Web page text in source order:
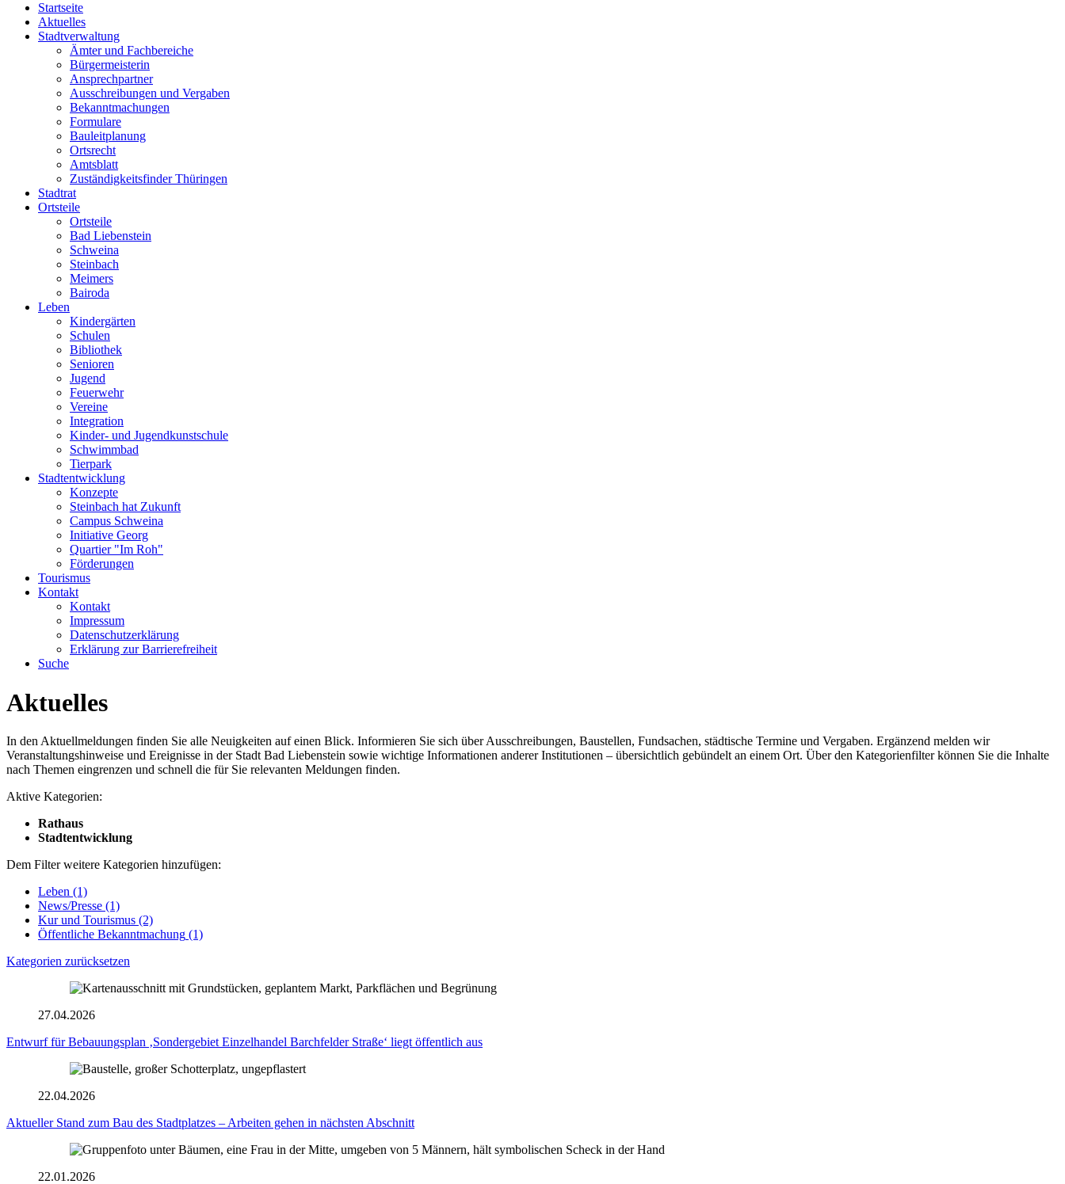
Startseite
Aktuelles
Stadtverwaltung
Ämter und Fachbereiche
Bürgermeisterin
Ansprechpartner
Ausschreibungen und Vergaben
Bekanntmachungen
Formulare
Bauleitplanung
Ortsrecht
Amtsblatt
Zuständigkeitsfinder Thüringen
Stadtrat
Ortsteile
Ortsteile
Bad Liebenstein
Schweina
Steinbach
Meimers
Bairoda
Leben
Kindergärten
Schulen
Bibliothek
Senioren
Jugend
Feuerwehr
Vereine
Integration
Kinder- und Jugendkunstschule
Schwimmbad
Tierpark
Stadtentwicklung
Konzepte
Steinbach hat Zukunft
Campus Schweina
Initiative Georg
Quartier "Im Roh"
Förderungen
Tourismus
Kontakt
Kontakt
Impressum
Datenschutzerklärung
Erklärung zur Barrierefreiheit
Suche
Aktuelles
In den Aktuellmeldungen finden Sie alle Neuigkeiten auf einen Blick. Informieren Sie sich über Ausschreibungen, Baustellen, Fundsachen, städtische Termine und Vergaben. Ergänzend melden wir
Veranstaltungshinweise und Ereignisse in der Stadt Bad Liebenstein sowie wichtige Informationen anderer Institutionen – übersichtlich gebündelt an einem Ort. Über den Kategorienfilter können Sie die Inhalte
nach Themen eingrenzen und schnell die für Sie relevanten Meldungen finden.
Aktive Kategorien:
Rathaus
Stadtentwicklung
Dem Filter weitere Kategorien hinzufügen:
Leben (1)
News/Presse (1)
Kur und Tourismus (2)
Öffentliche Bekanntmachung (1)
Kategorien zurücksetzen
27.04.2026
Entwurf für Bebauungsplan ‚Sondergebiet Einzelhandel Barchfelder Straße‘ liegt öffentlich aus
22.04.2026
Aktueller Stand zum Bau des Stadtplatzes – Arbeiten gehen in nächsten Abschnitt
22.01.2026